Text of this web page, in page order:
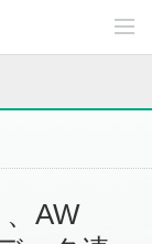
C
n
n
AW